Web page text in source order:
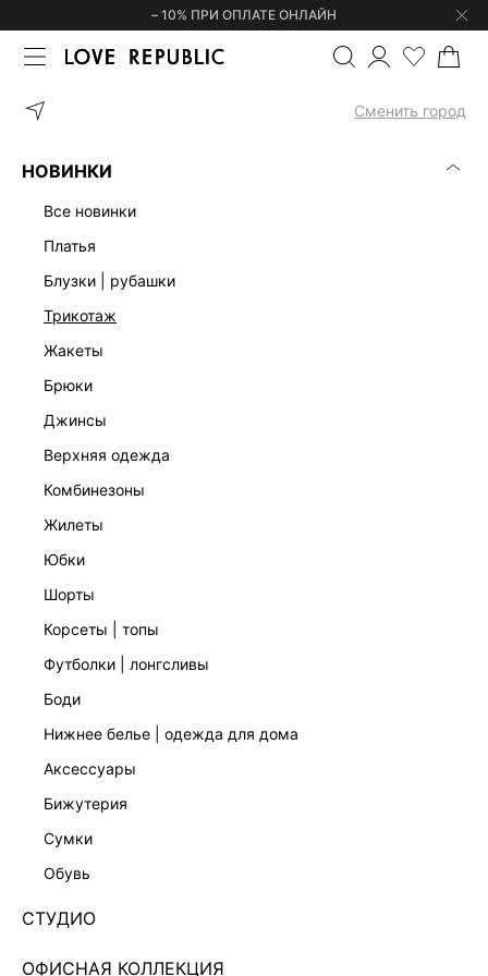
– 10% ПРИ ОПЛАТЕ ОНЛАЙН
Сменить город
НОВИНКИ
все новинки
платья
блузки | рубашки
трикотаж
жакеты
брюки
джинсы
верхняя одежда
комбинезоны
жилеты
юбки
шорты
корсеты | топы
футболки | лонгсливы
боди
нижнее белье | одежда для дома
аксессуары
бижутерия
сумки
обувь
СТУДИО
ОФИСНАЯ КОЛЛЕКЦИЯ
ГЛАВНАЯ ФУТБОЛКИ | ЛОНГСЛИВЫ ФУТБОЛКА
2 999 ₽-47%
ЦВЕТ:ЧЕРНЫЙ